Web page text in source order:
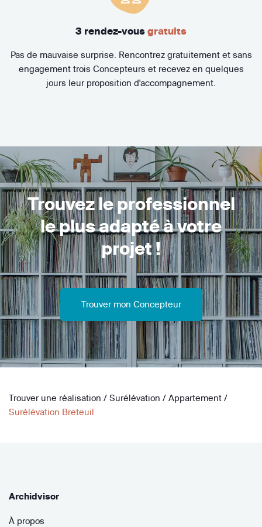
3 rendez-vous gratuits
Pas de mauvaise surprise. Rencontrez gratuitement et sans
engagement trois Concepteurs et recevez en quelques
jours leur proposition d'accompagnement.
Trouvez le professionnel
le plus adapté à votre
projet !
Trouver mon Concepteur
Trouver une réalisation / Surélévation / Appartement /
Surélévation Breteuil
Archidvisor
À propos